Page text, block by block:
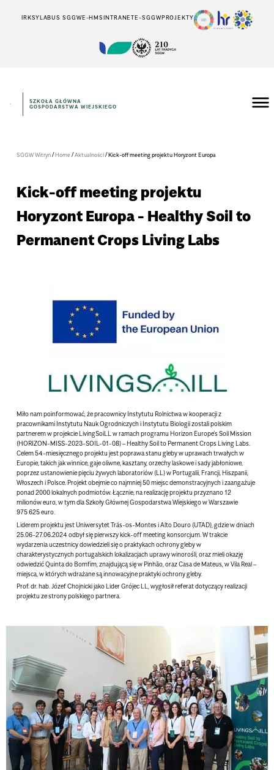
IRKSYLABUS SGGWE-HMSINTRANETE-SGGWPROJEKTY
SZKOŁA GŁÓWNA
GOSPODARSTWA WIEJSKIEGO
SGGW Witryn/Home/Aktualności/Kick-off meeting projektu Horyzont Europa
Kick-off meeting projektu
Horyzont Europa - Healthy Soil to
Permanent Crops Living Labs
Miło nam poinformować, że pracownicy Instytutu Rolnictwa w kooperacji z
pracownikami Instytutu Nauk Ogrodniczych i Instytutu Biologii zostali polskim
partnerem w projekcie LivingSoiLL w ramach programu Horizon Europe’s Soil Mission
(HORIZON-MISS-2023-SOIL-01-08) – Healthy Soil to Permanent Crops Living Labs.
Celem 54-miesięcznego projektu jest poprawa stanu gleby w uprawach trwałych w
Europie, takich jak winnice, gaje oliwne, kasztany, orzechy laskowe i sady jabłoniowe,
poprzez ustanowienie pięciu żywych laboratoriów (LL) w Portugalii, Francji, Hiszpanii,
Włoszech i Polsce. Projekt obejmie co najmniej 50 miejsc demonstracyjnych i zaangażuje
ponad 2000 lokalnych podmiotów. Łącznie, na realizację projektu przyznano 12
milionów euro, w tym dla Szkoły Głównej Gospodarstwa Wiejskiego w Warszawie
975 625 euro.
Liderem projektu jest Uniwersytet Trás-os-Montes i Alto Douro (UTAD), gdzie w dniach
25.06-27.06.2024 odbył się pierwszy kick-off meeting konsorcjum. W trakcie
wydarzenia uczestnicy dowiedzieli się o praktykach ochrony gleby w
charakterystycznych portugalskich lokalizacjach uprawy winorośli, oraz mieli okazję
odwiedzić Quinta do Bomfim, znajdującą się w Pinhão, oraz Casa de Mateus, w Vila Real –
miejsca, w których wdrażane są innowacyjne praktyki ochrony gleby.
Prof. dr. hab. Józef Chojnicki jako Lider Grójec LL, wygłosił referat dotyczący realizacji
projektu ze strony polskiego partnera.